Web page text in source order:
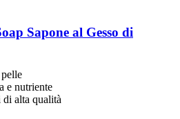
Sapone al Gesso di
e nutriente
alta qualità